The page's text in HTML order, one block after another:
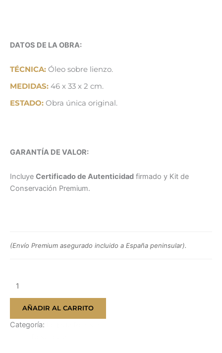
DATOS DE LA OBRA:
TÉCNICA: Óleo sobre lienzo.
MEDIDAS: 46 x 33 x 2 cm.
ESTADO: Obra única original.
GARANTÍA DE VALOR:
Incluye Certificado de Autenticidad firmado y Kit de
Conservación Premium.
(Envío Premium asegurado incluido a España peninsular).
AÑADIR AL CARRITO
Categoría: